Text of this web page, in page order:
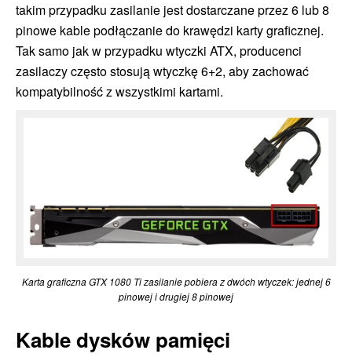
takim przypadku zasilanie jest dostarczane przez 6 lub 8
pinowe kable podłączanie do krawędzi karty graficznej.
Tak samo jak w przypadku wtyczki ATX, producenci
zasilaczy często stosują wtyczkę 6+2, aby zachować
kompatybilność z wszystkimi kartami.
Karta graficzna GTX 1080 Ti zasilanie pobiera z dwóch wtyczek: jednej 6
pinowej i drugiej 8 pinowej
Kable dysków pamięci